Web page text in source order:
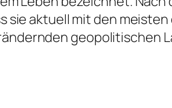
sie aktuell mit den
geopolitischen